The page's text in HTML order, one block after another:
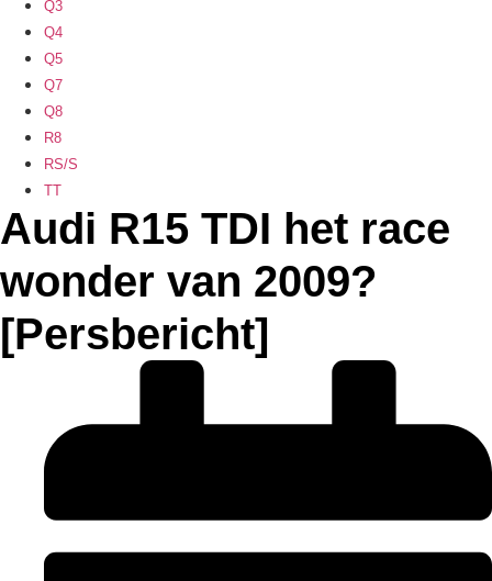
Q3
Q4
Q5
Q7
Q8
R8
RS/S
TT
Audi R15 TDI het race
wonder van 2009?
[Persbericht]